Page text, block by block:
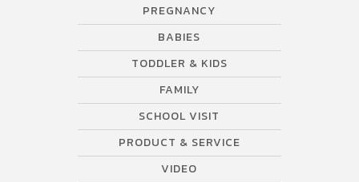
PREGNANCY
BABIES
TODDLER & KIDS
FAMILY
SCHOOL VISIT
PRODUCT & SERVICE
VIDEO